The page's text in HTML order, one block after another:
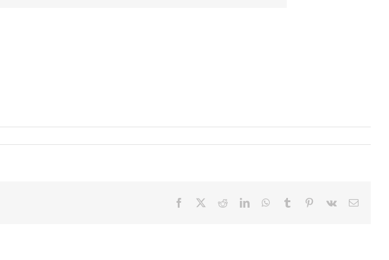
Facebook RedditLinkedInWhatsApp
Tumblr Pinterest
Vk Email